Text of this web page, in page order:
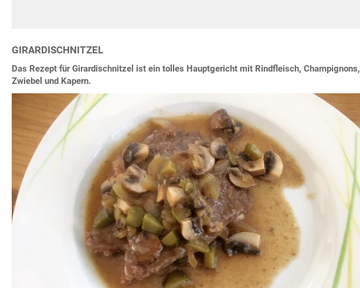
GIRARDISCHNITZEL
Das Rezept für Girardischnitzel ist ein tolles Hauptgericht mit Rindfleisch, Champignons,
Zwiebel und Kapern.